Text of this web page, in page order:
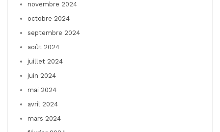
novembre 2024
octobre 2024
septembre 2024
août 2024
juillet 2024
juin 2024
mai 2024
avril 2024
mars 2024